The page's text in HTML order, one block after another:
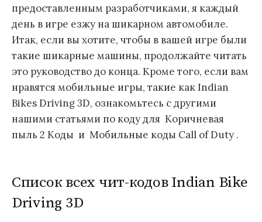
предоставленным разработчиками, я каждый
день в игре езжу на шикарном автомобиле.
Итак, если вы хотите, чтобы в вашей игре были
такие шикарные машины, продолжайте читать
это руководство до конца. Кроме того, если вам
нравятся мобильные игры, такие как Indian
Bikes Driving 3D, ознакомьтесь с другими
нашими статьями по коду для Коричневая
пыль 2 Коды и Мобильные коды Call of Duty .
Список всех чит-кодов Indian Bike
Driving 3D